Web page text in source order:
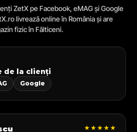
ZetX pe Facebook, eMAG și Google
livrează online în România și are
fizic în Fălticeni.
de la clienți
Google
★★★★★